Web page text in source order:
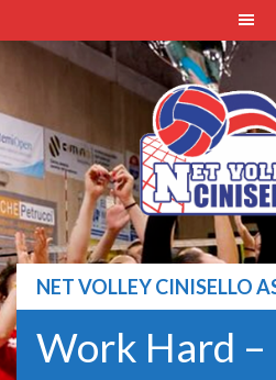
to
NET VOLLEY CINISELLO
Work Hard –